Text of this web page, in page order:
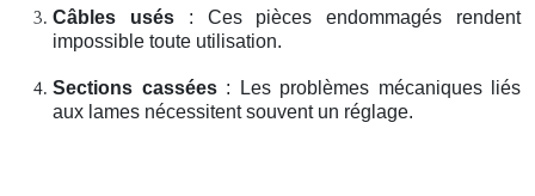
Câbles usés: Ces pièces endommagés rendent
impossible toute utilisation.
Sections cassées: Les problèmes mécaniques liés
aux lames nécessitent souvent un réglage.